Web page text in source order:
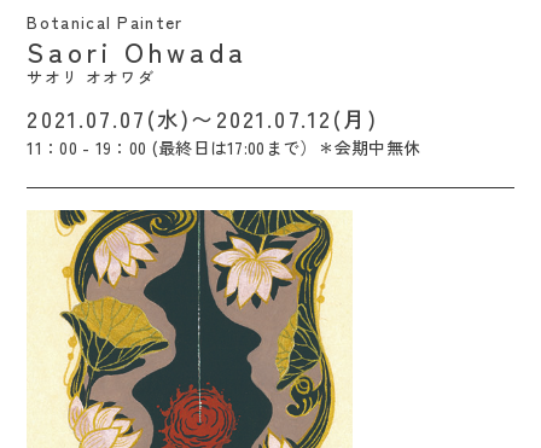
Botanical Painter
Saori Ohwada
サオリ オオワダ
2021.07.07(水)〜2021.07.12(月)
11：00 - 19：00 (最終日は17:00まで）＊会期中無休